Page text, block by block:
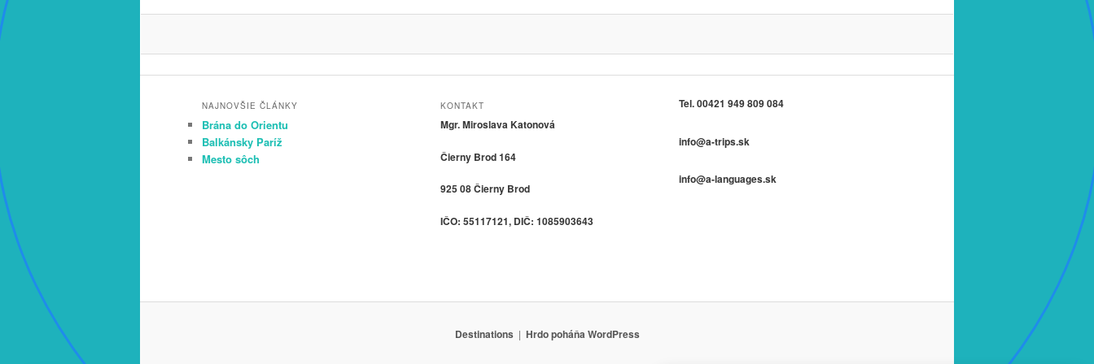
NAJNOVŠIE ČLÁNKY
Brána do Orientu
Balkánsky Paríž
Mesto sôch
KONTAKT
Mgr. Miroslava Katonová
Čierny Brod 164
925 08 Čierny Brod
IČO: 55117121, DIČ: 1085903643
Tel. 00421 949 809 084
info@a-trips.sk
info@a-languages.sk
Destinations Hrdo poháňa WordPress